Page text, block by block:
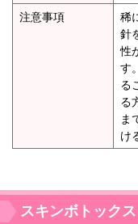
注意事項
稀
針
性
す
る
る
ま
け
スキンボトック